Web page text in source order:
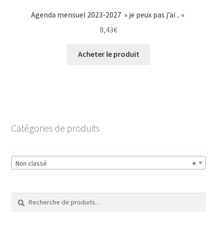
Agenda mensuel 2023-2027 » je peux pas j’ai .. «
8,43€
Acheter le produit
Catégories de produits
×
Non classé
Recherche
pour :
Recherche